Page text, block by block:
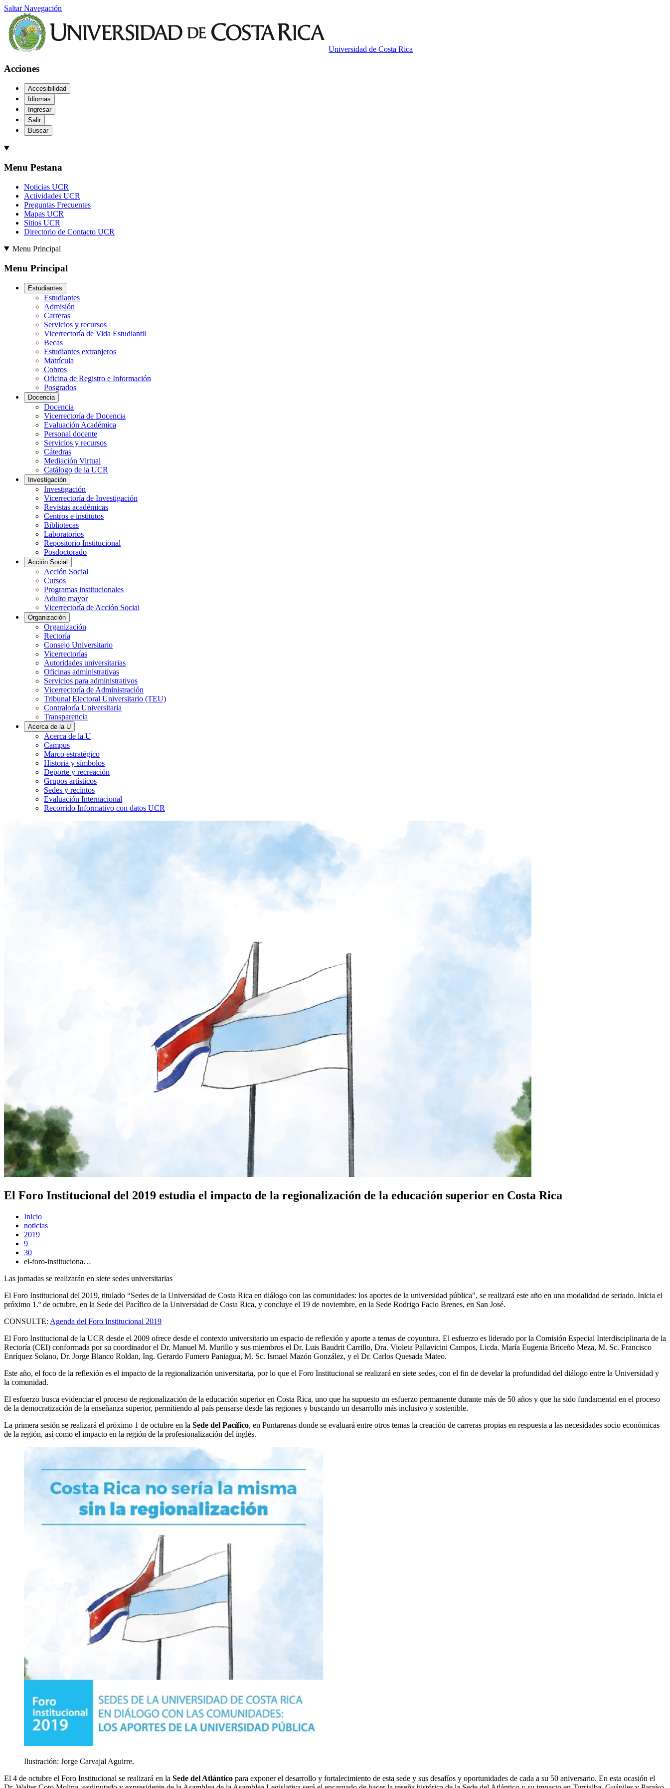
Saltar Navegación
Universidad de Costa Rica
Acciones
Accesibilidad
Idiomas
Ingresar
Salir
Buscar
Menu Pestana
Noticias UCR
Actividades UCR
Preguntas Frecuentes
Mapas UCR
Sitios UCR
Directorio de Contacto UCR
Menu Principal
Menu Principal
Estudiantes
Estudiantes
Admisión
Carreras
Servicios y recursos
Vicerrectoría de Vida Estudiantil
Becas
Estudiantes extranjeros
Matrícula
Cobros
Oficina de Registro e Información
Posgrados
Docencia
Docencia
Vicerrectoría de Docencia
Evaluación Académica
Personal docente
Servicios y recursos
Cátedras
Mediación Virtual
Catálogo de la UCR
Investigación
Investigación
Vicerrectoría de Investigación
Revistas académicas
Centros e institutos
Bibliotecas
Laboratorios
Repositorio Institucional
Posdoctorado
Acción Social
Acción Social
Cursos
Programas institucionales
Adulto mayor
Vicerrectoría de Acción Social
Organización
Organización
Rectoría
Consejo Universitario
Vicerrectorías
Autoridades universitarias
Oficinas administrativas
Servicios para administrativos
Vicerrectoría de Administración
Tribunal Electoral Universitario (TEU)
Contraloría Universitaria
Transparencia
Acerca de la U
Acerca de la U
Campus
Marco estratégico
Historia y símbolos
Deporte y recreación
Grupos artísticos
Sedes y recintos
Evaluación Internacional
Recorrido Informativo con datos UCR
El Foro Institucional del 2019 estudia el impacto de la regionalización de la educación superior en Costa Rica
Inicio
noticias
2019
9
30
el-foro-instituciona…
Las jornadas se realizarán en siete sedes universitarias
El Foro Institucional del 2019, titulado “Sedes de la Universidad de Costa Rica en diálogo con las comunidades: los aportes de la universidad pública", se realizará este año en una modalidad de seriado. Inicia el
próximo 1.º de octubre, en la Sede del Pacífico de la Universidad de Costa Rica, y concluye el 19 de noviembre, en la Sede Rodrigo Facio Brenes, en San José.
CONSULTE: Agenda del Foro Institucional 2019
El Foro Institucional de la UCR desde el 2009 ofrece desde el contexto universitario un espacio de reflexión y aporte a temas de coyuntura. El esfuerzo es liderado por la Comisión Especial Interdisciplinaria de la
Rectoría (CEI) conformada por su coordinador el Dr. Manuel M. Murillo y sus miembros el Dr. Luis Baudrit Carrillo, Dra. Violeta Pallavicini Campos, Licda. María Eugenia Briceño Meza, M. Sc. Francisco
Enríquez Solano, Dr. Jorge Blanco Roldan, Ing. Gerardo Fumero Paniagua, M. Sc. Ismael Mazón González, y el Dr. Carlos Quesada Mateo.
Este año, el foco de la reflexión es el impacto de la regionalización universitaria, por lo que el Foro Institucional se realizará en siete sedes, con el fin de develar la profundidad del diálogo entre la Universidad y
la comunidad.
El esfuerzo busca evidenciar el proceso de regionalización de la educación superior en Costa Rica, uno que ha supuesto un esfuerzo permanente durante más de 50 años y que ha sido fundamental en el proceso
de la democratización de la enseñanza superior, permitiendo al país pensarse desde las regiones y buscando un desarrollo más inclusivo y sostenible.
La primera sesión se realizará el próximo 1 de octubre en la Sede del Pacífico, en Puntarenas donde se evaluará entre otros temas la creación de carreras propias en respuesta a las necesidades socio económicas
de la región, así como el impacto en la región de la profesionalización del inglés.
Ilustración: Jorge Carvajal Aguirre.
El 4 de octubre el Foro Institucional se realizará en la Sede del Atlántico para exponer el desarrollo y fortalecimiento de esta sede y sus desafíos y oportunidades de cada a su 50 aniversario. En esta ocasión el